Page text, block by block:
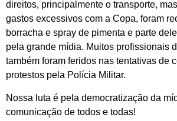
direitos, principalmente o transporte,
gastos excessivos com a Copa, foram
borracha e spray de pimenta e parte
pela grande mídia. Muitos profissionais
também foram feridos nas tentativas de
protestos pela Polícia Militar.
Nossa luta é pela democratização da
comunicação de todos e todas!